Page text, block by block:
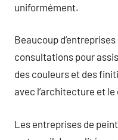
uniformément.
Beaucoup
consultations pour
des couleurs et des
avec l’architecture et
Les entreprises de